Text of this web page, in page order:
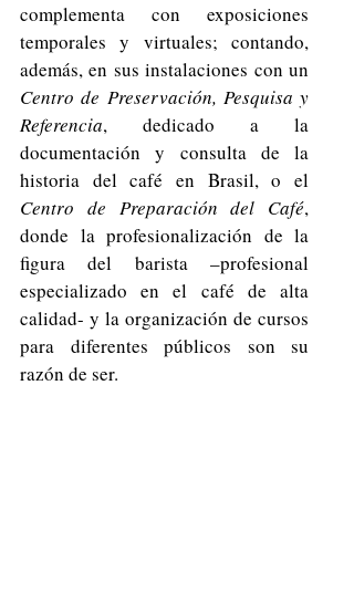
complementa con exposiciones
temporales y virtuales; contando,
Centro de Preservación, Pesquisa y
Referencia, dedicado a la
documentación y consulta de la
Centro de Preparación del Café,
donde la profesionalización de la
figura del barista –profesional
especializado en el café de alta
calidad- y la organización de cursos
para diferentes públicos son su
razón de ser.